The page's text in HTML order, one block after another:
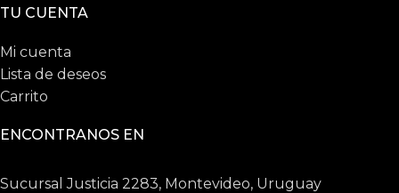
TU CUENTA
Mi cuenta
Lista de deseos
Carrito
ENCONTRANOS EN
Sucursal Justicia 2283, Montevideo, Uruguay